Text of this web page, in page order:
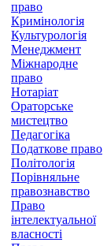
право
Кримінологія
Культурологія
Менеджмент
Міжнародне
право
Нотаріат
Ораторське
мистецтво
Педагогіка
Податкове право
Політологія
Порівняльне
правознавство
Право
інтелектуальної
власності